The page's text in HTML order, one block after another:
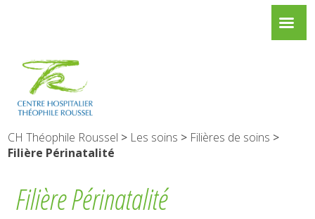
CH Théophile Roussel > Les soins > Filières de soins >
Filière Périnatalité
Filière Périnatalité